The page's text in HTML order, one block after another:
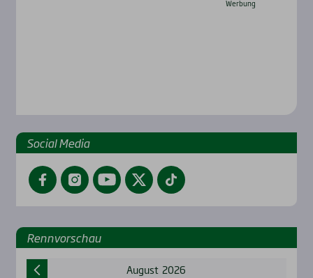
Social Media
FacebookInstagramYouTubeTwitterTikTok
Renn­vor­schau
August 2026